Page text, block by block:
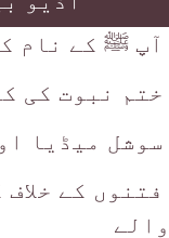
آپ ﷺ کے نام
ختم نبوت کی
سوشل میڈیا
فتنوں کے
والے